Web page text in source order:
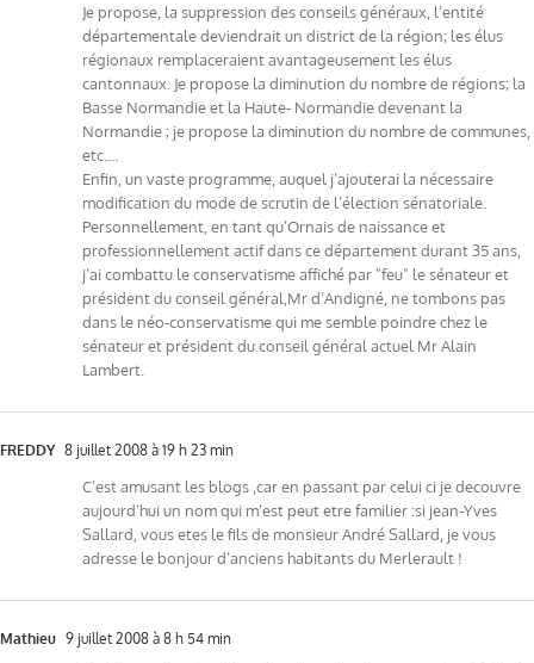
Je propose, la suppression des conseils généraux, l’entité
départementale deviendrait un district de la région; les élus
régionaux remplaceraient avantageusement les élus
cantonnaux. Je propose la diminution du nombre de régions; la
Basse Normandie et la Haute- Normandie devenant la
Normandie ; je propose la diminution du nombre de communes,
etc….
Enfin, un vaste programme, auquel j’ajouterai la nécessaire
modification du mode de scrutin de l’élection sénatoriale.
Personnellement, en tant qu’Ornais de naissance et
professionnellement actif dans ce département durant 35 ans,
j’ai combattu le conservatisme affiché par "feu" le sénateur et
président du conseil général,Mr d’Andigné, ne tombons pas
dans le néo-conservatisme qui me semble poindre chez le
sénateur et président du conseil général actuel Mr Alain
Lambert.
FREDDY 8 juillet 2008 à 19 h 23 min
C’est amusant les blogs ,car en passant par celui ci je decouvre
aujourd’hui un nom qui m’est peut etre familier :si jean-Yves
Sallard, vous etes le fils de monsieur André Sallard, je vous
adresse le bonjour d’anciens habitants du Merlerault !
Mathieu 9 juillet 2008 à 8 h 54 min